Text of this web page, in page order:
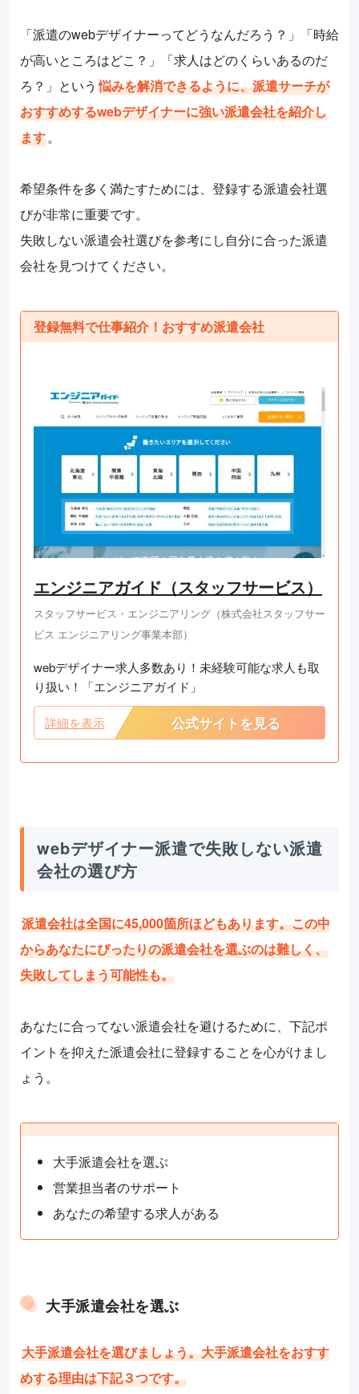
「派遣のwebデザイナーってどうなんだろう？」「時給
が高いところはどこ？」「求人はどのくらいあるのだ
ろ？」という 悩みを解消できるように、派遣サーチが
おすすめするwebデザイナーに強い派遣会社を紹介し
ます。
希望条件を多く満たすためには、登録する派遣会社選
びが非常に重要です。
失敗しない派遣会社選びを参考にし自分に合った派遣
会社を見つけてください。
登録無料で仕事紹介！おすすめ派遣会社
エンジニアガイド（スタッフサービス）
スタッフサービス・エンジニアリング（株式会社スタッフサー
ビス エンジニアリング事業本部）
webデザイナー求人多数あり！未経験可能な求人も取
り扱い！「エンジニアガイド」
詳細を表示 公式サイトを見る
webデザイナー派遣で失敗しない派遣
会社の選び方
派遣会社は全国に45,000箇所ほどもあります。この中
からあなたにぴったりの派遣会社を選ぶのは難しく、
失敗してしまう可能性も。
あなたに合ってない派遣会社を避けるために、下記ポ
イントを抑えた派遣会社に登録することを心がけまし
ょう。
大手派遣会社を選ぶ
営業担当者のサポート
あなたの希望する求人がある
大手派遣会社を選ぶ
大手派遣会社を選びましょう。大手派遣会社をおすす
めする理由は下記３つです。